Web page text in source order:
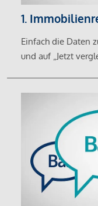
1.
Einfach die Daten
und auf „Jetzt